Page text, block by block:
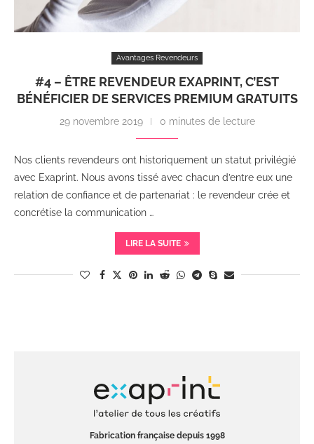
Avantages Revendeurs
#4 – ÊTRE REVENDEUR EXAPRINT, C’EST
BÉNÉFICIER DE SERVICES PREMIUM GRATUITS
29 novembre 2019 0 minutes de lecture
Nos clients revendeurs ont historiquement un statut privilégié
avec Exaprint. Nous avons tissé avec chacun d’entre eux une
relation de confiance et de partenariat : le revendeur crée et
concrétise la communication …
LIRE LA SUITE
Fabrication française depuis 1998